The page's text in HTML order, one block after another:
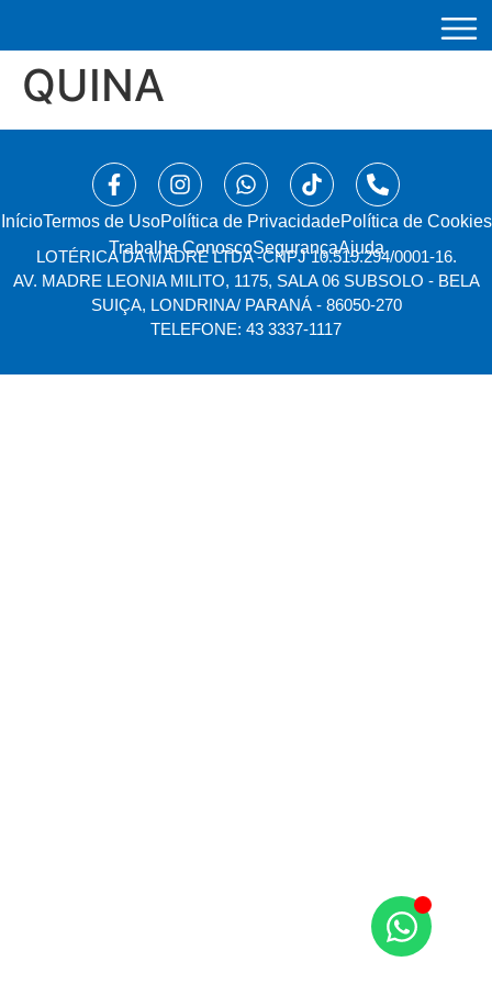
QUINA
Início⁠Termos de UsoPolítica de PrivacidadePolítica de Cookies
Trabalhe ConoscoSegurançaAjuda
LOTÉRICA DA MADRE LTDA -CNPJ 10.519.294/0001-16.
AV. MADRE LEONIA MILITO, 1175, SALA 06 SUBSOLO - BELA
SUIÇA, LONDRINA/ PARANÁ - 86050-270
TELEFONE: 43 3337-1117